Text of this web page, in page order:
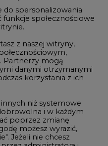
spersonalizowania
społecznościowe
z naszej witryny,
Partnerzy mogą
danymi otrzymanymi
korzystania z ich
niż systemowe
i w każdym
poprzez zmianę
możesz wyrazić,
Jeżeli nie chcesz
administratora i